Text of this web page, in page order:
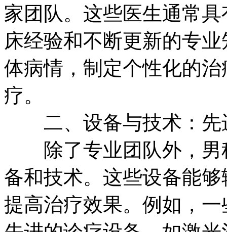
家团队。这些医生通常
床经验和不断更新的专
体病情，制定个性化的
疗。
二、设备与技术：先
除了专业团队外，男
备和技术。这些设备能
提高治疗效果。例如，